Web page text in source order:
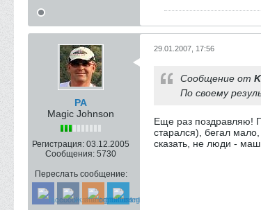
РА
Magic Johnson
Регистрация: 03.12.2005
Сообщения: 5730
Переслать сообщение:
29.01.2007, 17:56
Сообщение от
По своему
Еще раз поздравляю!
старался), бегал
сказать, не люди -